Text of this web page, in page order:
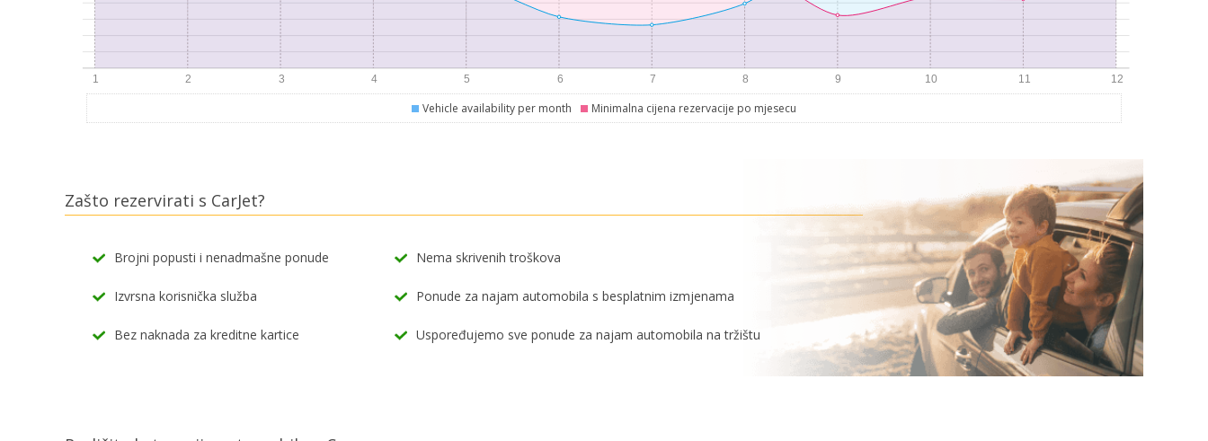
Vehicle availability per month Minimalna cijena rezervacije po mjesecu
Zašto rezervirati s CarJet?
Brojni popusti i nenadmašne ponude Nema skrivenih troškova
Izvrsna korisnička služba Ponude za najam automobila s besplatnim izmjenama
Bez naknada za kreditne kartice Uspoređujemo sve ponude za najam automobila na tržištu